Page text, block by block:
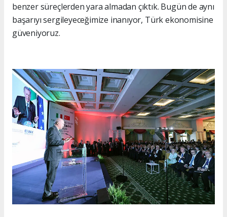
benzer süreçlerden yara almadan çıktık. Bugün de aynı
başarıyı sergileyeceğimize inanıyor, Türk ekonomisine
güveniyoruz.